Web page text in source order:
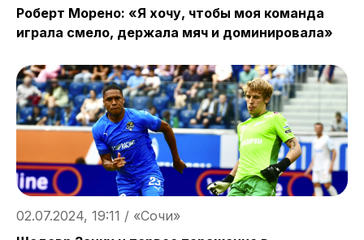
Роберт Морено: «Я хочу, чтобы моя команда
играла смело, держала мяч и доминировала»
02.07.2024, 19:11 / «Сочи»